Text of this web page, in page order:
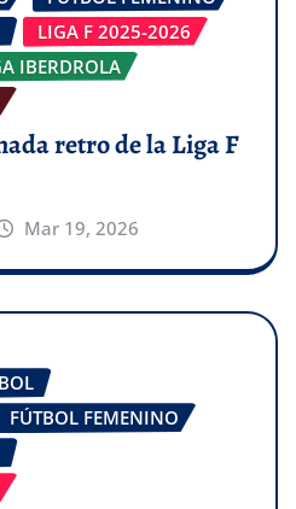
LIGA F 2025-2026
IBERDROLA
retro de la Liga F
Mar 19, 2026
FÚTBOL FEMENINO